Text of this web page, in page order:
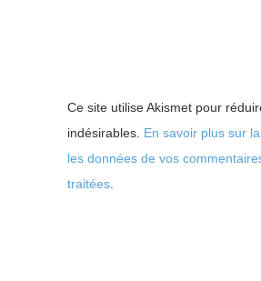
Ce site utilise Akismet pour
indésirables. En savoir plus sur
les données de vos
traitées